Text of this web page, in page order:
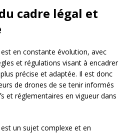
cadre légal et
en constante évolution, avec
et régulations visant à encadrer
précise et adaptée. Il est donc
de drones de se tenir informés
et réglementaires en vigueur dans
un sujet complexe et en